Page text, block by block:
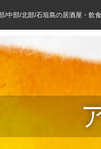
/中部/北部/石垣島の居酒屋・飲